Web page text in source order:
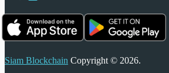
Siam Blockchain Copyright © 2026.